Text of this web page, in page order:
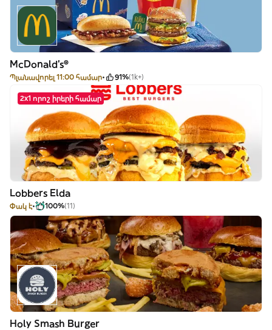
McDonald's®
Պլանավորել 11:00 համար 91%(1k+)
2x1 որոշ իրերի համար
Lobbers Elda
Փակ է 100%(11)
Holy Smash Burger